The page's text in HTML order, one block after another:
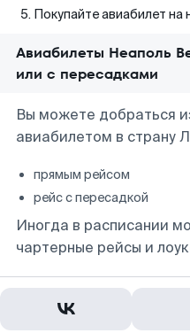
Покупайте авиабилет на
Авиабилеты Неаполь
или с пересадками
Вы можете добраться
авиабилетом в страну
прямым рейсом
рейс с пересадкой
Иногда в расписании
чартерные рейсы и